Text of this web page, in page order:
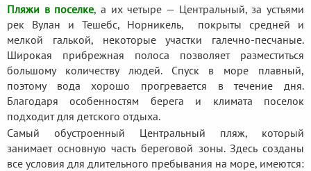
Пляжи в поселке, а их четыре — Центральный, за устьями
рек Вулан и Тешебс, Норникель, покрыты средней и
мелкой галькой, некоторые участки галечно-песчаные.
Широкая прибрежная полоса позволяет разместиться
большому количеству людей. Спуск в море плавный,
поэтому вода хорошо прогревается в течение дня.
Благодаря особенностям берега и климата поселок
подходит для детского отдыха.
Самый обустроенный Центральный пляж, который
занимает основную часть береговой зоны. Здесь созданы
все условия для длительного пребывания на море, имеются: